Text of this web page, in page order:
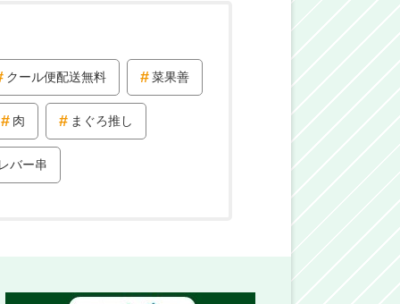
クール便配送無料 菜果善
肉 まぐろ推し
バー串